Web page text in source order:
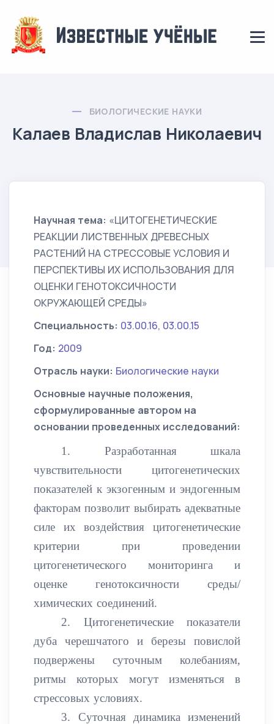
БИОЛОГИЧЕСКИЕ НАУКИ
Калаев Владислав Николаевич
Научная тема: «ЦИТОГЕНЕТИЧЕСКИЕ
РЕАКЦИИ ЛИСТВЕННЫХ ДРЕВЕСНЫХ
РАСТЕНИЙ НА СТРЕССОВЫЕ УСЛОВИЯ И
ПЕРСПЕКТИВЫ ИХ ИСПОЛЬЗОВАНИЯ ДЛЯ
ОЦЕНКИ ГЕНОТОКСИЧНОСТИ
ОКРУЖАЮЩЕЙ СРЕДЫ»
Специальность: 03.00.16, 03.00.15
Год: 2009
Отрасль науки: Биологические науки
Основные научные положения,
сформулированные автором на
основании проведенных исследований:
1. Разработанная шкала
чувствительности цитогенетических
показателей к экзогенным и эндогенным
факторам позволит выбирать адекватные
силе их воздействия цитогенетические
критерии при проведении
цитогенетического мониторинга и
оценке генотоксичности среды/
химических соединений.
2. Цитогенетические показатели
дуба черешчатого и березы повислой
подвержены суточным колебаниям,
ритмы которых могут изменяться в
стрессовых условиях.
3. Суточная динамика изменений